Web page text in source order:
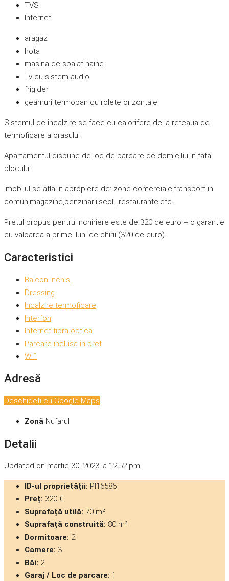
TVS
Internet
aragaz
hota
masina de spalat haine
Tv cu sistem audio
frigider
geamuri termopan cu rolete orizontale
Sistemul de incalzire se face cu calorifere de la reteaua de
termoficare a orasului
Apartamentul dispune de loc de parcare de domiciliu in fata
blocului.
Imobilul se afla in apropiere de: zone comerciale,transport in
comun,magazine,benzinarii,scoli ,restaurante,etc.
Pretul propus pentru inchiriere este de 320 de euro + o garantie
cu valoarea a primei luni de chirii (320 de euro).
Caracteristici
Balcon inchis
Dressing
Incalzire termoficare
Interfon
Internet fibra optica
Parcare inclusa in pret
Wifi
Adresă
Deschideți cu Google Maps
Zonă Nufarul
Detalii
Updated on martie 30, 2023 la 12:52 pm
ID-ul proprietății: PI16586
Preț: 320 €
Suprafață utilă: 70 m²
Suprafață construită: 80 m²
Dormitoare: 2
Camere: 3
Băi: 2
Garaj / Loc de parcare: 1